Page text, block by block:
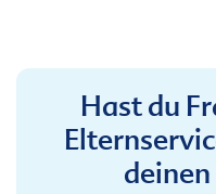
Hast du